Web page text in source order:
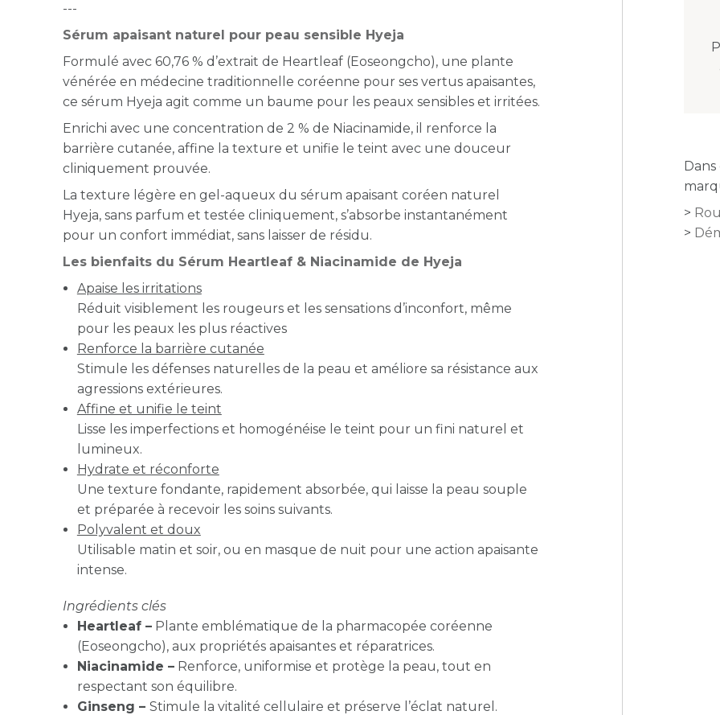
---
Sérum apaisant naturel pour peau sensible Hyeja
Formulé avec 60,76 % d’extrait de Heartleaf (Eoseongcho), une plante
vénérée en médecine traditionnelle coréenne pour ses vertus apaisantes,
ce sérum Hyeja agit comme un baume pour les peaux sensibles et irritées.
Enrichi avec une concentration de 2 % de Niacinamide, il renforce la
barrière cutanée, affine la texture et unifie le teint avec une douceur
cliniquement prouvée.
La texture légère en gel-aqueux du sérum apaisant coréen naturel
Hyeja, sans parfum et testée cliniquement, s’absorbe instantanément
pour un confort immédiat, sans laisser de résidu.
Les bienfaits du Sérum Heartleaf & Niacinamide de Hyeja
Apaise les irritations
Réduit visiblement les rougeurs et les sensations d’inconfort, même
pour les peaux les plus réactives
Renforce la barrière cutanée
Stimule les défenses naturelles de la peau et améliore sa résistance aux
agressions extérieures.
Affine et unifie le teint
Lisse les imperfections et homogénéise le teint pour un fini naturel et
lumineux.
Hydrate et réconforte
Une texture fondante, rapidement absorbée, qui laisse la peau souple
et préparée à recevoir les soins suivants.
Polyvalent et doux
Utilisable matin et soir, ou en masque de nuit pour une action apaisante
intense.
Ingrédients clés
Heartleaf –Plante emblématique de la pharmacopée coréenne
(Eoseongcho), aux propriétés apaisantes et réparatrices.
Niacinamide –Renforce, uniformise et protège la peau, tout en
respectant son équilibre.
Ginseng – Stimule la vitalité cellulaire et préserve l’éclat naturel.